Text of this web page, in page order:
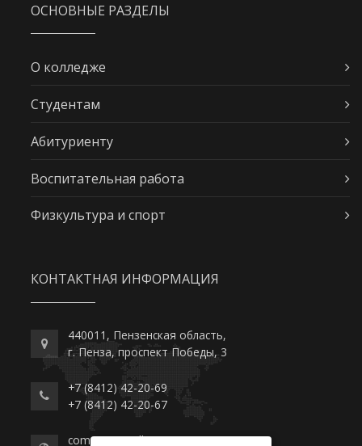
ОСНОВНЫЕ РАЗДЕЛЫ
О колледже
Студентам
Абитуриенту
Воспитательная работа
Физкультура и спорт
КОНТАКТНАЯ ИНФОРМАЦИЯ
440011, Пензенская область,
г. Пенза, проспект Победы, 3
+7 (8412) 42-20-69
+7 (8412) 42-20-67
commerce-college.ru